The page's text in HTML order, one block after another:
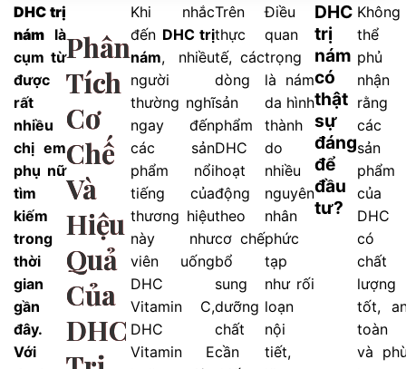
DHC trị
nám là
cụm từ
được
rất
nhiều
chị em
phụ nữ
tìm
kiếm
trong
thời
gian
gần
đây.
Với
Phân
Tích
Cơ
Chế
Và
Hiệu
Quả
Của
DHC
Khi nhắc
đến DHC trị
nám, nhiều
người
thường nghĩ
ngay đến
các sản
phẩm nổi
tiếng của
thương hiệu
này như
viên uống
DHC
Vitamin C,
DHC
Vitamin E
Trên
thực
tế, các
dòng
sản
phẩm
DHC
hoạt
động
theo
cơ chế
bổ
sung
dưỡng
chất
cần
Điều
quan
trọng
là nám
da hình
thành
do
nhiều
nguyên
nhân
phức
tạp
như rối
loạn
nội
tiết,
DHC
trị
nám
có
thật
sự
đáng
để
đầu
tư?
Không
thể
phủ
nhận
rằng
các
sản
phẩm
của
DHC
có
chất
lượng
tốt,
toàn
và